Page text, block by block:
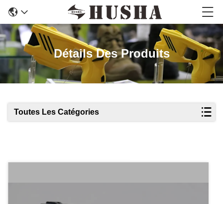
Détails Des Produits
Toutes Les Catégories